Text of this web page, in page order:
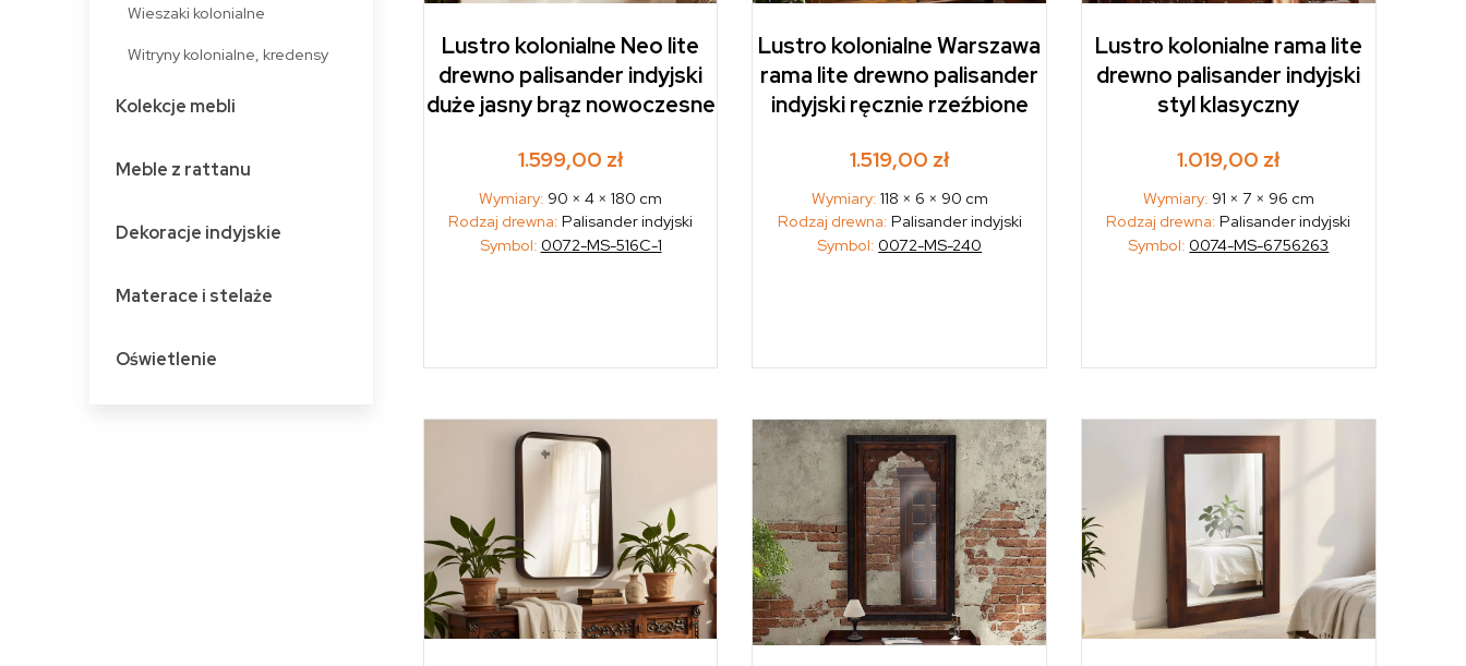
Wieszaki kolonialne
Witryny kolonialne, kredensy
Kolekcje mebli
Meble z rattanu
Dekoracje indyjskie
Materace i stelaże
Oświetlenie
Lustro kolonialne Neo lite
drewno palisander indyjski
duże jasny brąz nowoczesne
1.599,00 zł
Wymiary: 90 × 4 × 180 cm
Rodzaj drewna: Palisander indyjski
Symbol: 0072-MS-516C-1
Lustro kolonialne Warszawa
rama lite drewno palisander
indyjski ręcznie rzeźbione
1.519,00 zł
Wymiary: 118 × 6 × 90 cm
Rodzaj drewna: Palisander indyjski
Symbol: 0072-MS-240
Lustro kolonialne rama lite
drewno palisander indyjski
styl klasyczny
1.019,00 zł
Wymiary: 91 × 7 × 96 cm
Rodzaj drewna: Palisander indyjski
Symbol: 0074-MS-6756263